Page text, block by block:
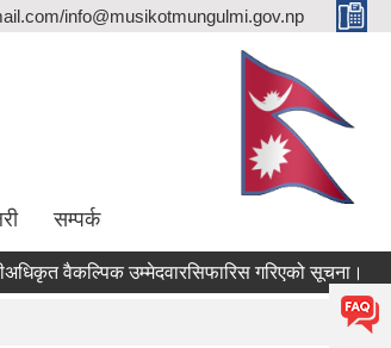
info@musikotmungulmi.gov.np
सम्पर्क
वैकल्पिक उम्मेदवारसिफारिस गरिएको सूचना।